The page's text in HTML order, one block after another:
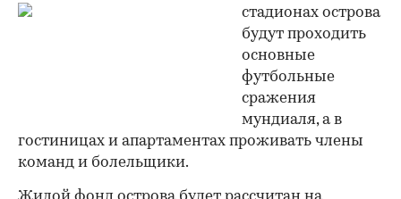
стадионах острова
будут проходить
основные
футбольные
сражения
мундиаля, а в
гостиницах и апартаментах проживать члены
команд и болельщики.